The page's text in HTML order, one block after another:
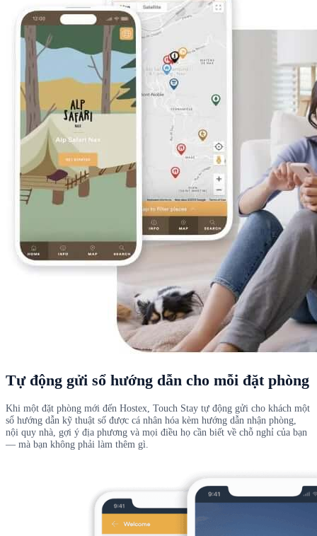
Tự động gửi sổ hướng dẫn cho mỗi đặt phòng
Khi một đặt phòng mới đến Hostex, Touch Stay tự động gửi cho khách một
sổ hướng dẫn kỹ thuật số được cá nhân hóa kèm hướng dẫn nhận phòng,
nội quy nhà, gợi ý địa phương và mọi điều họ cần biết về chỗ nghỉ của bạn
— mà bạn không phải làm thêm gì.